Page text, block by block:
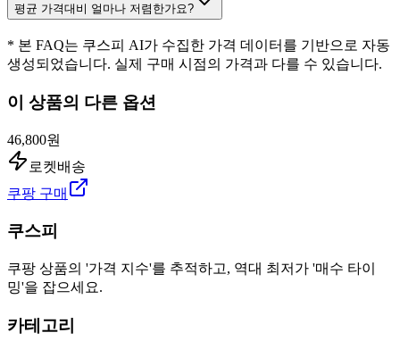
평균 가격대비 얼마나 저렴한가요?
* 본 FAQ는 쿠스피 AI가 수집한 가격 데이터를 기반으로 자동
생성되었습니다. 실제 구매 시점의 가격과 다를 수 있습니다.
이 상품의 다른 옵션
46,800원
로켓배송
쿠팡 구매
쿠스피
쿠팡 상품의 '가격 지수'를 추적하고, 역대 최저가 '매수 타이
밍'을 잡으세요.
카테고리